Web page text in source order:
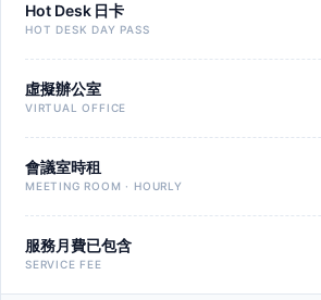
Hot Desk 日卡
HOT DESK DAY PASS
虛擬辦公室
VIRTUAL OFFICE
會議室時租
MEETING ROOM · HOURLY
服務月費已包含
SERVICE FEE